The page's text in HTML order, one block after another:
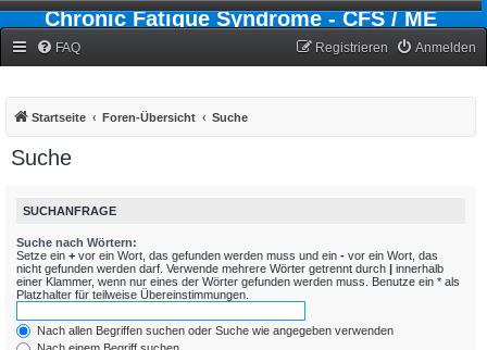
Chronic Fatigue Syndrome - CFS / ME
FAQ Anmelden
Registrieren
Startseite Foren-Übersicht Suche
Suche
SUCHANFRAGE
Suche nach Wörtern:
Setze ein + vor ein Wort, das gefunden werden muss und ein - vor ein Wort, das
nicht gefunden werden darf. Verwende mehrere Wörter getrennt durch | innerhalb
einer Klammer, wenn nur eines der Wörter gefunden werden muss. Benutze ein * als
Platzhalter für teilweise Übereinstimmungen.
Nach allen Begriffen suchen oder Suche wie angegeben verwenden